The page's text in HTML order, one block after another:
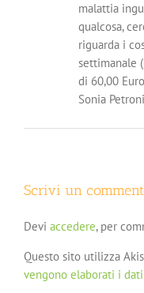
malattia
qualcosa,
riguarda i
settimanale
di 60,00
Sonia Petroni
Scrivi un
Devi accedere, per
Questo sito utilizza
vengono elaborati i